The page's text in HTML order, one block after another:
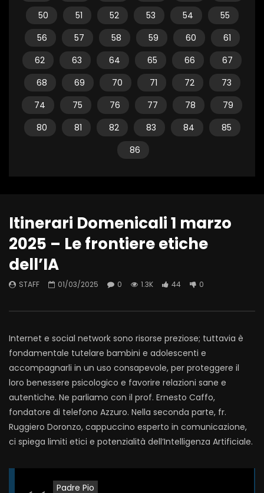
50
51 52 53 54
55
56
57 58 59 60
61
62
63 64 65 66
67
68
69 70 71 72
73
74
75 76 77 78
79
80
81 82 83 84
85
86
Itinerari Domenicali 1 marzo
2025 – Le frontiere etiche
dell’IA
STAFF 01/03/2025 0 1.3K 44 0
Internet e social network sono risorse preziose; tuttavia è
fondamentale tutelare bambini e adolescenti e
accompagnarli in un uso consapevole, per proteggere il
loro benessere psicologico e favorire relazioni sane e
autentiche. Ne parliamo con il prof. Ernesto Caffo,
fondatore di telefono Azzuro. Nella seconda parte, fr.
Ruggiero Doronzo, cappuccino esperto in comunicazione,
ci spiega limiti etici e potenzialità dell’Intelligenza Artificiale.
Padre Pio